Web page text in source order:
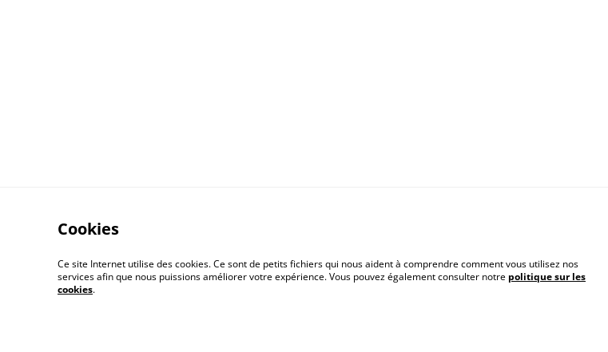
Cookies
Ce site Internet utilise des cookies. Ce sont de petits fichiers qui nous aident à comprendre comment vous utilisez nos
services afin que nous puissions améliorer votre expérience. Vous pouvez également consulter notre politique sur les
cookies.